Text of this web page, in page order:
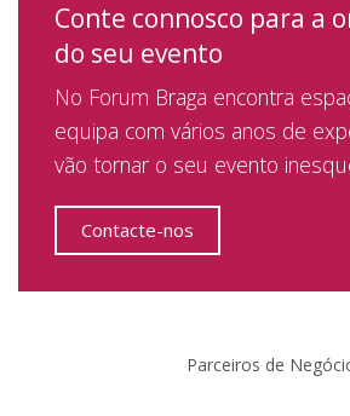
Conte connosco para a
do seu evento
No Forum Braga encontra
equipa com vários anos de
vão tornar o seu evento
Contacte-nos
Parceiros de